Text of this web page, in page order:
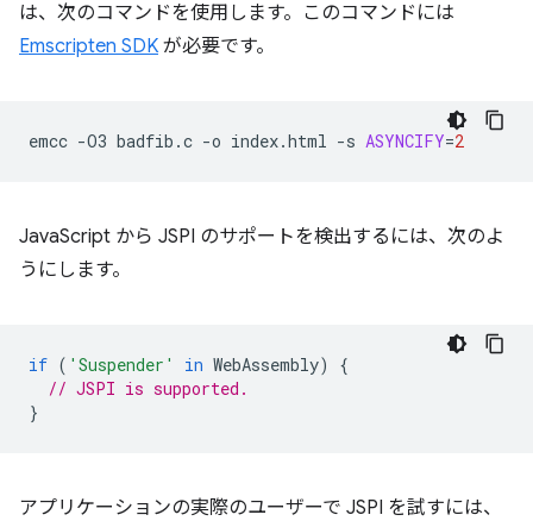
は、次のコマンドを使用します。このコマンドには
Emscripten SDK が必要です。
emcc -O3 badfib.c -o index.html -s ASYNCIFY=2
JavaScript から JSPI のサポートを検出するには、次のよ
うにします。
if ( 'Suspender' in WebAssembly)
{
// JSPI is supported.
}
アプリケーションの実際のユーザーで JSPI を試すには、